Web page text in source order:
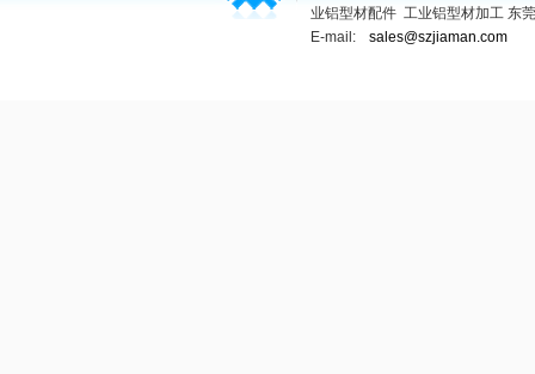
业铝型材配件 工业铝型材加工 东
E-mail:
sales@szjiaman.com